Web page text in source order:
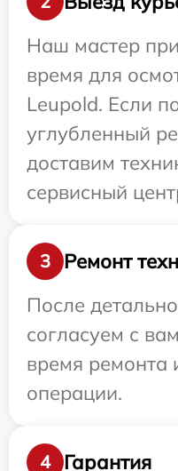
Наш мастер
время для
Leupold. Если
углубленный
доставим
сервисный
3
Ремонт
После
согласуем с
время ремонта
операции.
4 Гарантия